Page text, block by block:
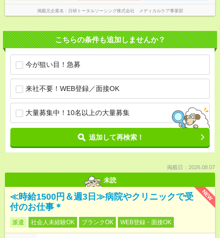
掲載元企業名 日研トータルソーシング株式会社 メディカルケア事業部
こちらの条件も追加しませんか？
今が狙い目！急募
来社不要！WEB登録／面接OK
大量募集中！10名以上の大量募集
追加して再検索！
掲載日：2026.08.07
未読
NEW
≪時給1500円＆週3日≫病院やクリニックで受
付のお仕事＊
派遣 社会人未経験OK ブランクOK WEB登録・面接OK